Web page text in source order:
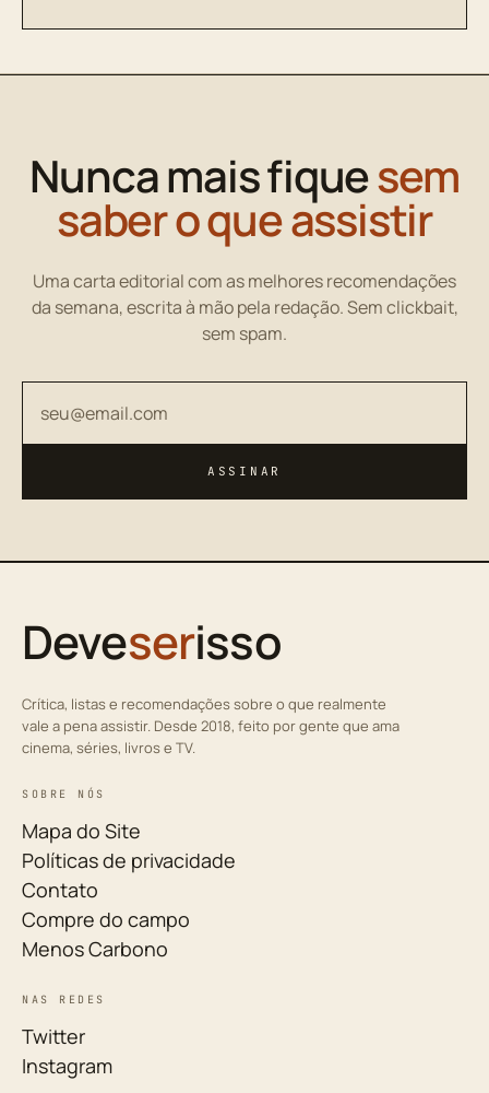
Nunca mais fiquesem
saber o que assistir
Uma carta editorial com as melhores recomendações
da semana, escrita à mão pela redação. Sem clickbait,
sem spam.
ASSINAR
Deveserisso
Crítica, listas e recomendações sobre o que realmente
vale a pena assistir. Desde 2018, feito por gente que ama
cinema, séries, livros e TV.
SOBRE NÓS
Mapa do Site
Políticas de privacidade
Contato
Compre do campo
Menos Carbono
NAS REDES
Twitter
Instagram